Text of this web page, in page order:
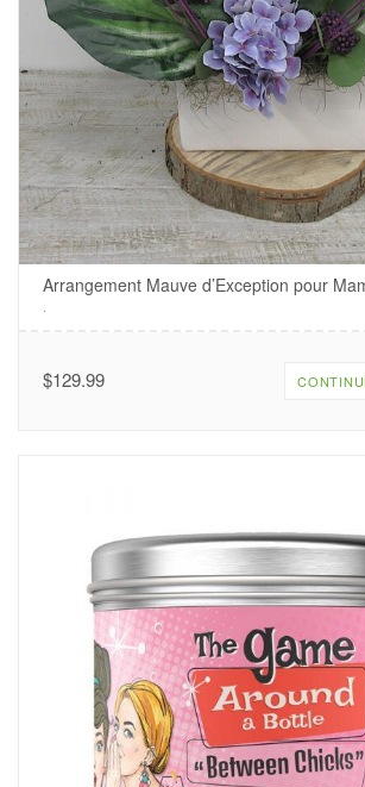
Arrangement Mauve d’Exception pour
$129.99